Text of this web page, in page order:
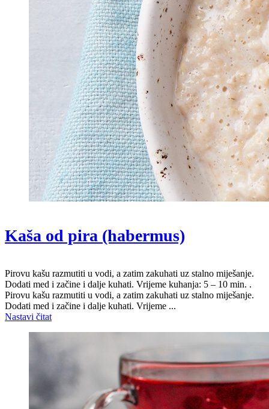
Kaša od pira (habermus)
Pirovu kašu razmutiti u vodi, a zatim zakuhati uz stalno miješanje.
Dodati med i začine i dalje kuhati. Vrijeme kuhanja: 5 – 10 min. .
Pirovu kašu razmutiti u vodi, a zatim zakuhati uz stalno miješanje.
Dodati med i začine i dalje kuhati. Vrijeme ...
Nastavi čitat